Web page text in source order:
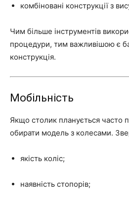
комбіновані конструкції з
Чим більше інструментів
процедури, тим важливішою є
конструкція.
Мобільність
Якщо столик планується часто
обирати модель з колесами.
якість коліс;
наявність стопорів;